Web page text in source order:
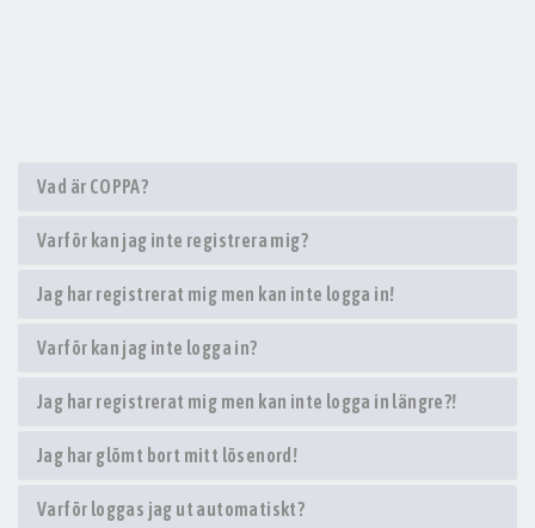
Vad är COPPA?
Varför kan jag inte registrera mig?
Jag har registrerat mig men kan inte logga in!
Varför kan jag inte logga in?
Jag har registrerat mig men kan inte logga in längre?!
Jag har glömt bort mitt lösenord!
Varför loggas jag ut automatiskt?